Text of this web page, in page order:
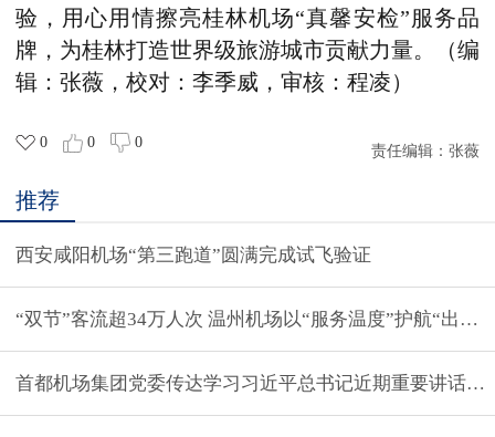
验，用心用情擦亮桂林机场“真馨安检”服务品
牌，为桂林打造世界级旅游城市贡献力量。（编
辑：张薇，校对：李季威，审核：程凌）
0 0 0
责任编辑： 张薇
推荐
西安咸阳机场“第三跑道”圆满完成试飞验证
“双节”客流超34万人次 温州机场以“服务温度”护航“出行
首都机场集团党委传达学习习近平总书记近期重要讲话精